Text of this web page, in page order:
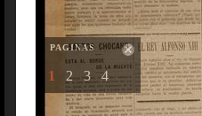
PAGINAS
1 2 3 4